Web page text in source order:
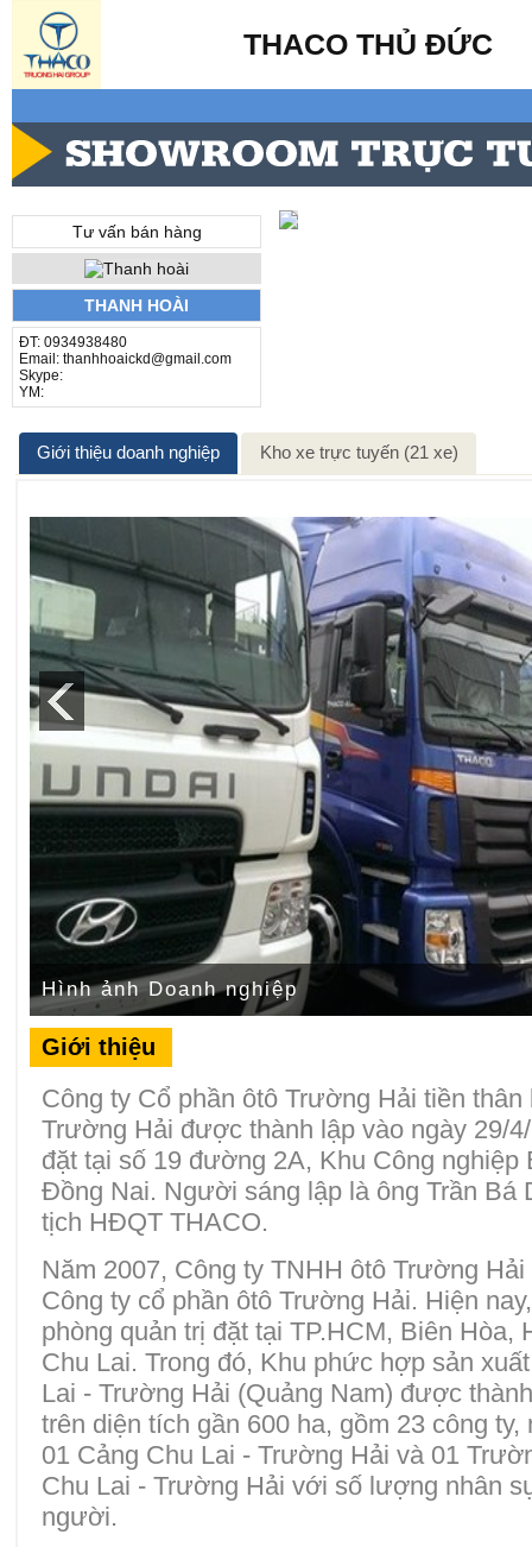
THACO THỦ ĐỨC
Tư vấn bán hàng
THANH HOÀI
ĐT: 0934938480
Email: thanhhoaickd@gmail.com
Skype:
YM:
Giới thiệu doanh nghiệp Kho xe trực tuyến (21 xe)
Hình ảnh Doanh nghiệp
Giới thiệu
Công ty Cổ phần ôtô Trường Hải tiền
Trường Hải được thành lập vào ngày 29/
đặt tại số 19 đường 2A, Khu Công nghiệp
Đồng Nai. Người sáng lập là ông Trần Bá
tịch HĐQT THACO.
Năm 2007, Công ty TNHH ôtô Trường
Công ty cổ phần ôtô Trường Hải. Hiện
phòng quản trị đặt tại TP.HCM, Biên Hòa,
Chu Lai. Trong đó, Khu phức hợp sản
Lai - Trường Hải (Quảng Nam) được
trên diện tích gần 600 ha, gồm 23 công
01 Cảng Chu Lai - Trường Hải và 01
Chu Lai - Trường Hải với số lượng nhân
người.